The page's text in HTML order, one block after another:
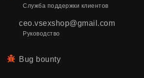
Служба поддержки клиентов
ceo.vsexshop@gmail.com
Руководство
Bug bounty